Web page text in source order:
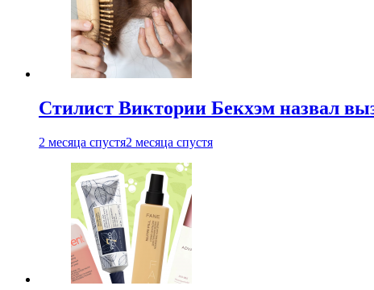
Стилист Виктории Бекхэм назвал
2 месяца спустя2 месяца спустя